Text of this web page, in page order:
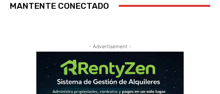
MANTENTE CONECTADO
- Advertisement -